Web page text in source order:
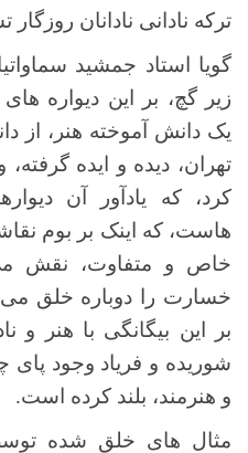
ترکه نادانی نادانان
گویا استاد جمشید
زیر گچ، بر این دیواره
یک دانش آموخته هنر، از
تهران، دیده و ایده
کرد، که یادآور آن
هاست، که اینک بر بوم
خاص و متفاوت، نقش
خسارت را دوباره خلق می
بر این بیگانگی با هنر و
شوریده و فریاد وجود پای
و هنرمند، بلند کرده است.
مثال های خلق شده